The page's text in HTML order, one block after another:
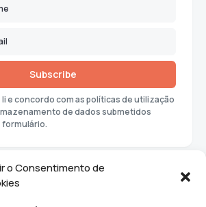
o Consentimento de
Subscribe
e concordo com as políticas de utilização
de dados submetidos